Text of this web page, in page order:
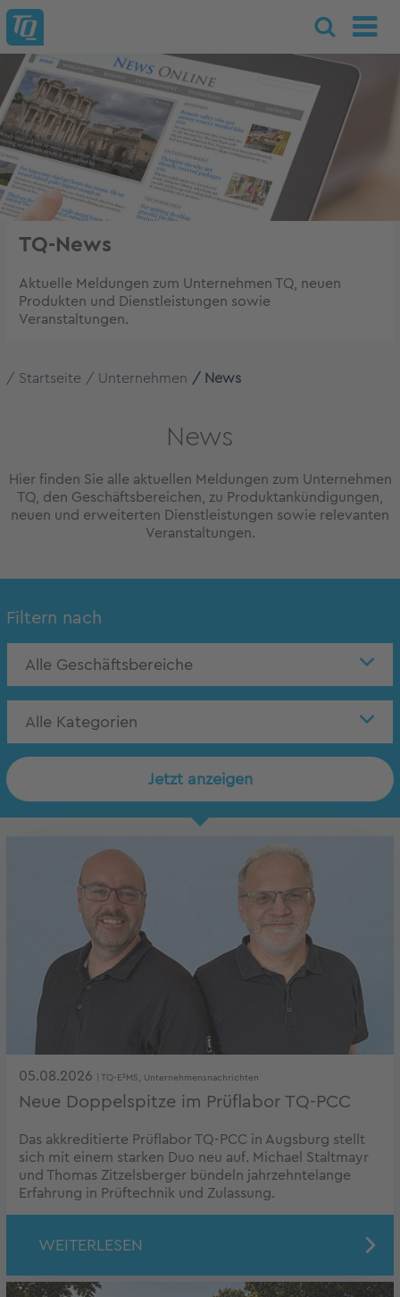
TQ-News
Aktuelle Meldungen zum Unternehmen TQ, neuen
Produkten und Dienstleistungen sowie
Veranstaltungen.
Startseite Unternehmen News
News
Hier finden Sie alle aktuellen Meldungen zum Unternehmen
TQ, den Geschäftsbereichen, zu Produktankündigungen,
neuen und erweiterten Dienstleistungen sowie relevanten
Veranstaltungen.
Filtern nach
Alle Geschäftsbereiche
Alle Kategorien
Jetzt anzeigen
05.08.2026 | TQ-E²MS, Unternehmensnachrichten
Neue Doppelspitze im Prüflabor TQ-PCC
Das akkreditierte Prüflabor TQ-PCC in Augsburg stellt
sich mit einem starken Duo neu auf. Michael Staltmayr
und Thomas Zitzelsberger bündeln jahrzehntelange
Erfahrung in Prüftechnik und Zulassung.
WEITERLESEN